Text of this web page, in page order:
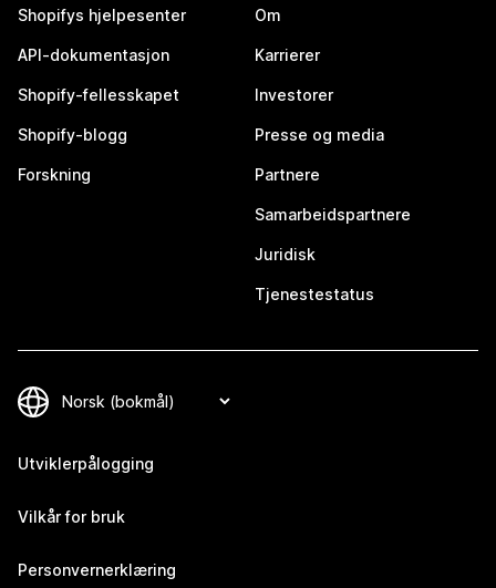
Shopifys hjelpesenter
API-dokumentasjon
Shopify-fellesskapet
Shopify-blogg
Forskning
Om
Karrierer
Investorer
Presse og media
Partnere
Samarbeidspartnere
Juridisk
Tjenestestatus
Utviklerpålogging
Vilkår for bruk
Personvernerklæring